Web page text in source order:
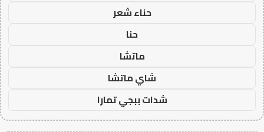
حناء شعر
حنا
ماتشا
شاي ماتشا
شدات ببجي تمارا